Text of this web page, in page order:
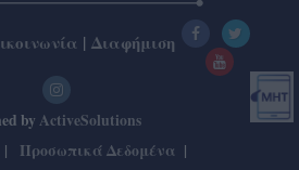
| Διαφήμιση
byActiveSolutions
Προσωπικά Δεδομένα